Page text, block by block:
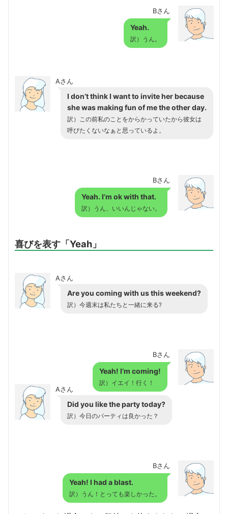
Bさん
Yeah.
訳）うん。
Aさん
I don’t think I want to invite her because
she was making fun of me the other day.
訳）この前私のことをからかっていたから彼女は
呼びたくないなぁと思っているよ。
Bさん
Yeah. I’m ok with that.
訳）うん、いいんじゃない。
喜びを表す「Yeah」
Aさん
Are you coming with us this weekend?
訳）今週末は私たちと一緒に来る?
Bさん
Yeah! I’m coming!
訳）イエイ！行く！
Aさん
Did you like the party today?
訳）今日のパーティは良かった？
Bさん
Yeah! I had a blast.
訳）うん！とっても楽しかった。